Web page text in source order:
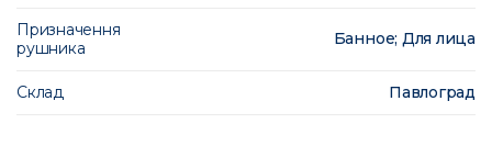
Призначення
рушника
Банное; Для лица
Склад Павлоград